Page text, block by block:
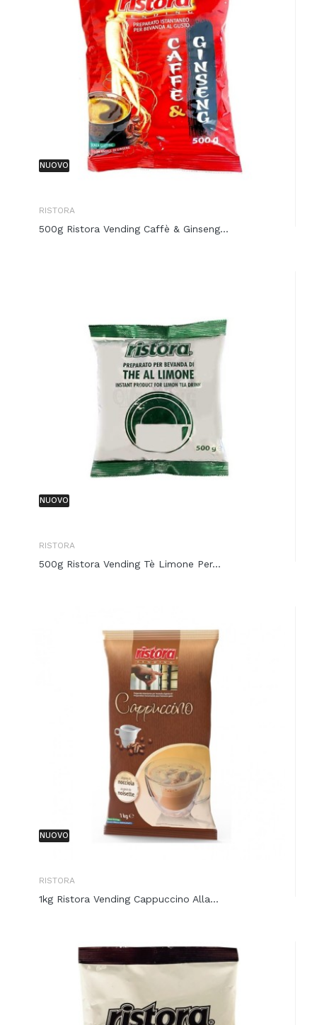
NUOVO
RISTORA
500g Ristora Vending Caffè & Ginseng...
NUOVO
RISTORA
500g Ristora Vending Tè Limone Per...
NUOVO
RISTORA
1kg Ristora Vending Cappuccino Alla...